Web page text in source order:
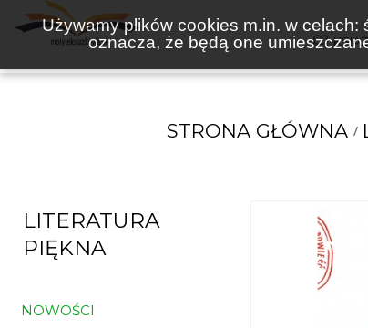
Używamy plików cookies m.in. w celach:
oznacza, że będą one
STRONA GŁÓWNA
LITERATURA
PIĘKNA
NOWOŚCI